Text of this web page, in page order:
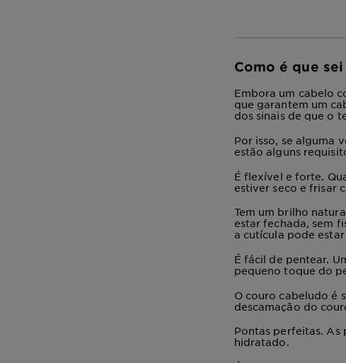
Como é que
Embora um cabelo
que garantem um
dos sinais de que o
Por isso, se alguma
estão alguns
É flexível e forte .
estiver seco e frisar
Tem um brilho
estar fechada, sem
a cutícula pode
É fácil de pentear.
pequeno toque do
O couro cabeludo é
descamação do
Pontas perfeitas. As
hidratado.